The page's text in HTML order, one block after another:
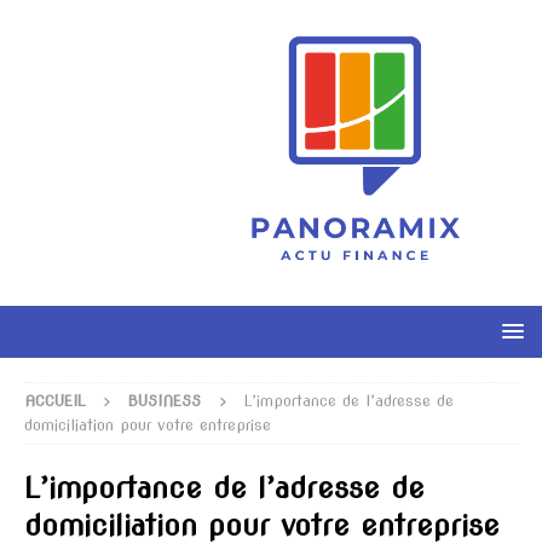
ACCUEIL BUSINESS
L’importance de l’adresse de
domiciliation pour votre entreprise
L’importance de l’adresse de
domiciliation pour votre entreprise